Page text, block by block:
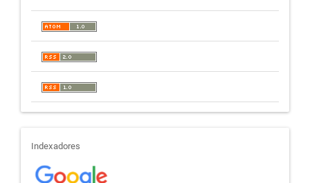
indexadores
Indexadores